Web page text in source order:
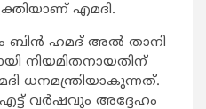
എമദി.
ബിന്‍ ഹമദ് അല്‍ താനി
നിയമിതനായതിന്
ധനമന്ത്രിയാകുന്നത്.
വര്‍ഷവും അദ്ദേഹം